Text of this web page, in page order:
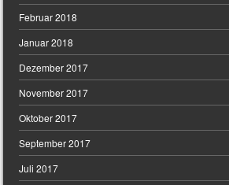
Februar 2018
Januar 2018
Dezember 2017
November 2017
Oktober 2017
September 2017
Juli 2017